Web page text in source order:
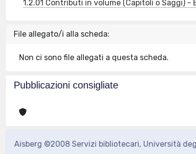
1.2.01 Contributi in volume (Capitoli o Saggi) -
File allegato/i alla scheda:
Non ci sono file allegati a questa scheda.
Pubblicazioni consigliate
Aisberg ©2008 Servizi bibliotecari, Università